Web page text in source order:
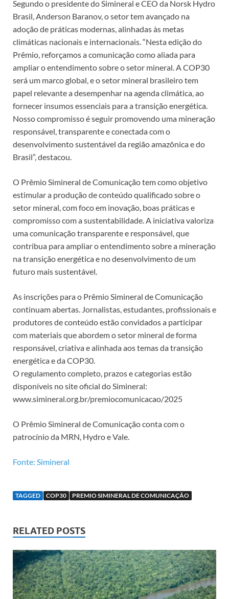
Segundo o presidente do Simineral e CEO da Norsk Hydro
Brasil, Anderson Baranov, o setor tem avançado na
adoção de práticas modernas, alinhadas às metas
climáticas nacionais e internacionais. “Nesta edição do
Prêmio, reforçamos a comunicação como aliada para
ampliar o entendimento sobre o setor mineral. A COP30
será um marco global, e o setor mineral brasileiro tem
papel relevante a desempenhar na agenda climática, ao
fornecer insumos essenciais para a transição energética.
Nosso compromisso é seguir promovendo uma mineração
responsável, transparente e conectada com o
desenvolvimento sustentável da região amazônica e do
Brasil”, destacou.
O Prêmio Simineral de Comunicação tem como objetivo
estimular a produção de conteúdo qualificado sobre o
setor mineral, com foco em inovação, boas práticas e
compromisso com a sustentabilidade. A iniciativa valoriza
uma comunicação transparente e responsável, que
contribua para ampliar o entendimento sobre a mineração
na transição energética e no desenvolvimento de um
futuro mais sustentável.
As inscrições para o Prêmio Simineral de Comunicação
continuam abertas. Jornalistas, estudantes, profissionais e
produtores de conteúdo estão convidados a participar
com materiais que abordem o setor mineral de forma
responsável, criativa e alinhada aos temas da transição
energética e da COP30.
O regulamento completo, prazos e categorias estão
disponíveis no site oficial do Simineral:
www.simineral.org.br/premiocomunicacao/2025
O Prêmio Simineral de Comunicação conta com o
patrocínio da MRN, Hydro e Vale.
Fonte: Simineral
TAGGED COP30 PREMIO SIMINERAL DE COMUNICAÇÃO
RELATED POSTS